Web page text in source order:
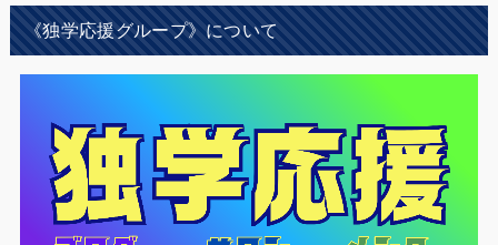
《独学応援グループ》について